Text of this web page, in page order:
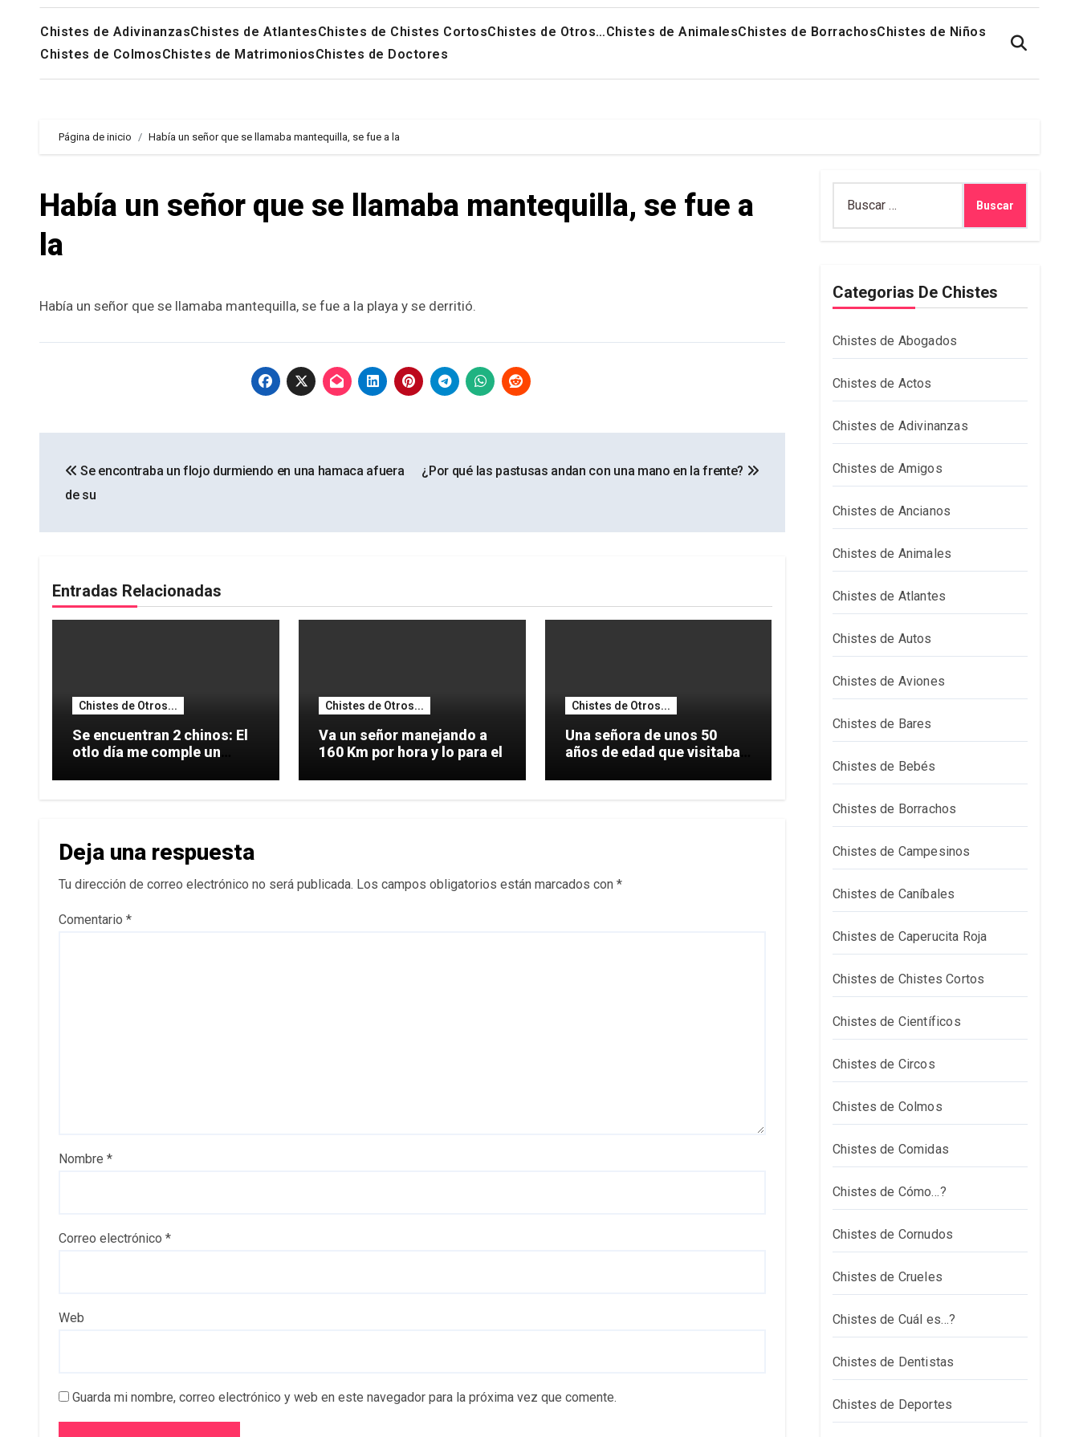
Chistes de AdivinanzasChistes de AtlantesChistes de Chistes CortosChistes de Otros…Chistes de AnimalesChistes de BorrachosChistes de Niños
Chistes de ColmosChistes de MatrimoniosChistes de Doctores
Página de inicio Había un señor que se llamaba mantequilla, se fue a la
Había un señor que se llamaba mantequilla, se fue a
la
Había un señor que se llamaba mantequilla, se fue a la playa y se derritió.
de
Se encontraba un flojo durmiendo en una hamaca afuera
de su
¿Por qué las pastusas andan con una mano en la frente?
Entradas Relacionadas
Chistes de Otros...
Se encuentran 2 chinos: El
otlo día me comple un
Chistes de Otros...
Va un señor manejando a
160 Km por hora y lo para el
Chistes de Otros...
Una señora de unos 50
años de edad que visitaba
Deja una respuesta
Tu dirección de correo electrónico no será publicada. Los campos obligatorios están marcados con *
Comentario *
Nombre *
Correo electrónico *
Web
Guarda mi nombre, correo electrónico y web en este navegador para la próxima vez que comente.
Categorias De Chistes
Chistes de Abogados
Chistes de Actos
Chistes de Adivinanzas
Chistes de Amigos
Chistes de Ancianos
Chistes de Animales
Chistes de Atlantes
Chistes de Autos
Chistes de Aviones
Chistes de Bares
Chistes de Bebés
Chistes de Borrachos
Chistes de Campesinos
Chistes de Caníbales
Chistes de Caperucita Roja
Chistes de Chistes Cortos
Chistes de Científicos
Chistes de Circos
Chistes de Colmos
Chistes de Comidas
Chistes de Cómo…?
Chistes de Cornudos
Chistes de Crueles
Chistes de Cuál es…?
Chistes de Dentistas
Chistes de Deportes